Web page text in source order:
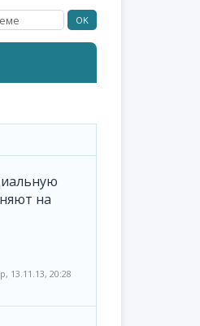
на
13.11.13, 20:28